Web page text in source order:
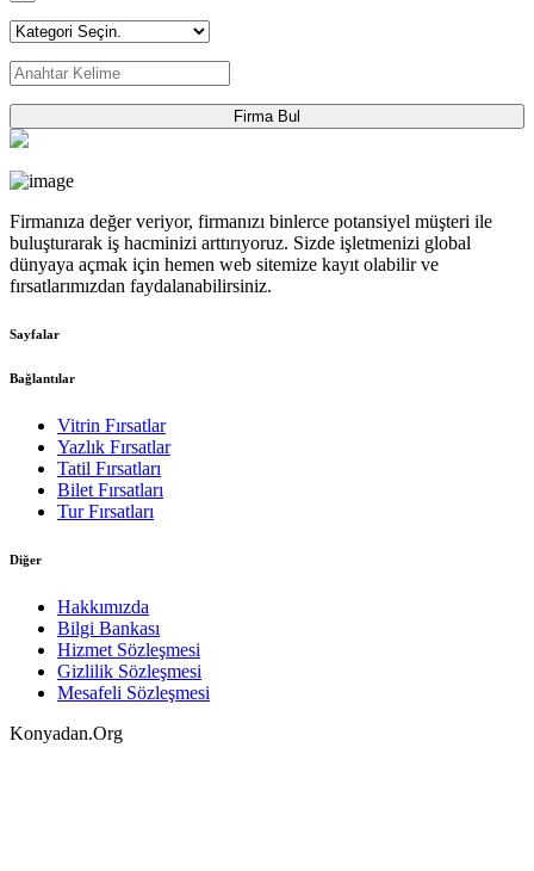
Firma Bul
Firmanıza değer veriyor, firmanızı binlerce potansiyel müşteri ile
buluşturarak iş hacminizi arttırıyoruz. Sizde işletmenizi global
dünyaya açmak için hemen web sitemize kayıt olabilir ve
fırsatlarımızdan faydalanabilirsiniz.
Sayfalar
Bağlantılar
Vitrin Fırsatlar
Yazlık Fırsatlar
Tatil Fırsatları
Bilet Fırsatları
Tur Fırsatları
Diğer
Hakkımızda
Bilgi Bankası
Hizmet Sözleşmesi
Gizlilik Sözleşmesi
Mesafeli Sözleşmesi
Konyadan.Org